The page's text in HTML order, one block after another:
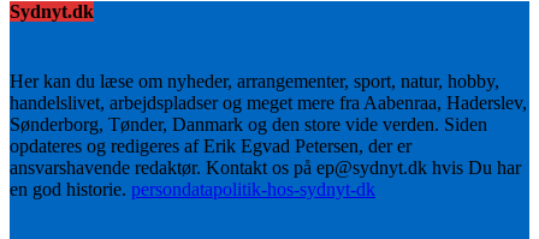
Sydnyt.dk
Her kan du læse om nyheder, arrangementer, sport, natur, hobby,
handelslivet, arbejdspladser og meget mere fra Aabenraa, Haderslev,
Sønderborg, Tønder, Danmark og den store vide verden. Siden
opdateres og redigeres af Erik Egvad Petersen, der er
ansvarshavende redaktør. Kontakt os på ep@sydnyt.dk hvis Du har
en god historie. persondatapolitik-hos-sydnyt-dk